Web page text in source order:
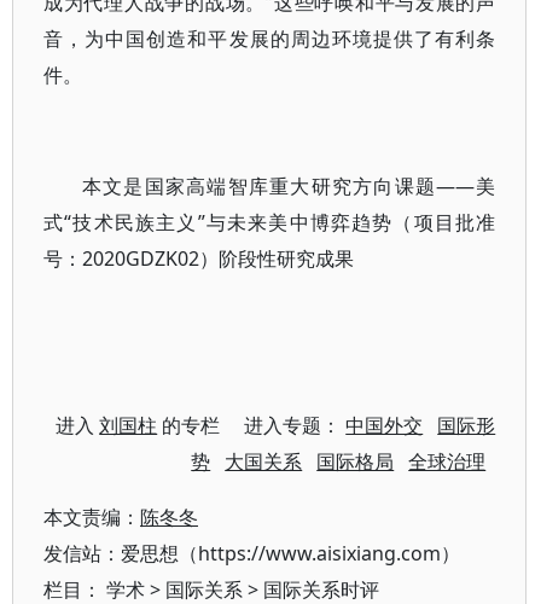
音，为中国创造和平发展的周边环境提供了有利条
件。
本文是国家高端智库重大研究方向课题——美
式“技术民族主义”与未来美中博弈趋势（项目批准
号：2020GDZK02）阶段性研究成果
进入刘国柱 的专栏 进入专题：中国外交
国际形
势 大国关系 国际格局 全球治理
本文责编： 陈冬冬
发信站：爱思想（https://www.aisixiang.com）
栏目： 学术> 国际关系> 国际关系时评